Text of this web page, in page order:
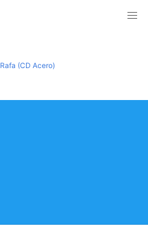
Rafa (CD Acero)